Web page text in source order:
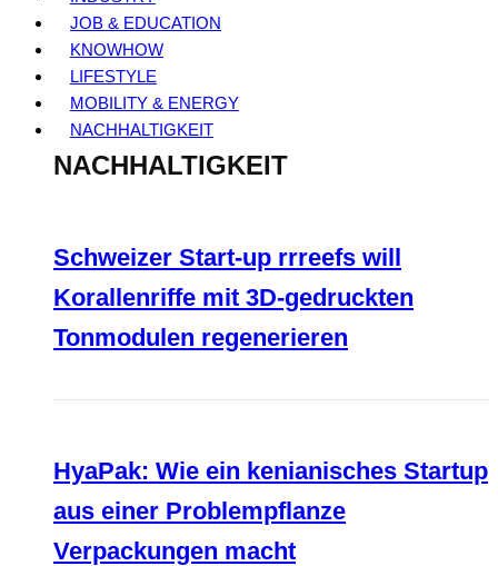
JOB & EDUCATION
KNOWHOW
LIFESTYLE
MOBILITY & ENERGY
NACHHALTIGKEIT
NACHHALTIGKEIT
Schweizer Start-up rrreefs will
Korallenriffe mit 3D-gedruckten
Tonmodulen regenerieren
HyaPak: Wie ein kenianisches Startup
aus einer Problempflanze
Verpackungen macht